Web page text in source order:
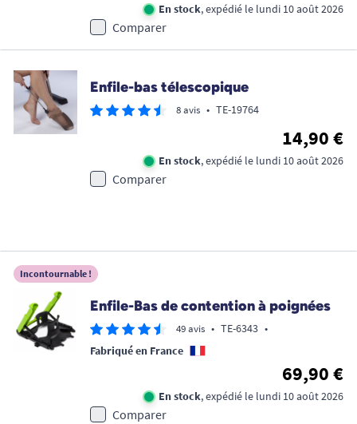
En stock, expédié le lundi 10 août 2026
Comparer
Enfile-bas télescopique
8 avis • TE-19764
14,90 €
En stock, expédié le lundi 10 août 2026
Comparer
Incontournable !
Enfile-Bas de contention à poignées
49 avis • TE-6343 •
Fabriqué en France
69,90 €
En stock, expédié le lundi 10 août 2026
Comparer